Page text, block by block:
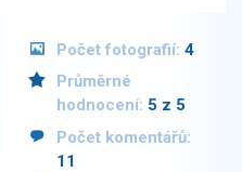
Počet fotografií: 4
Průměrné
hodnocení: 5 z 5
Počet komentářů:
11